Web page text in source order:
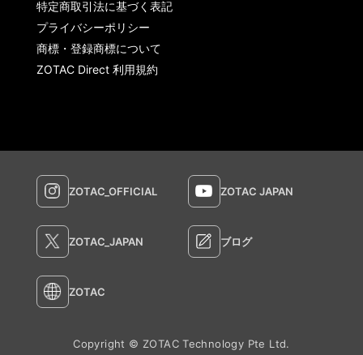
特定商取引法に基づく表記
プライバシーポリシー
商標・登録商標について
ZOTAC Direct 利用規約
ZOTAC_OFFICIAL ZOTAC JAPAN
ZOTAC_JAPAN ブログ
ZOTAC
Copyright © ZOTAC Technology Pte Ltd.